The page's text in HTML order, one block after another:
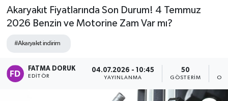
Akaryakıt Fiyatlarında Son Durum! 4 Temmuz
2026 Benzin ve Motorine Zam Var mı?
#Akaryakıt indirim
FATMA DORUK
EDITÖR
04.07.2026 - 10:45
YAYINLANMA
50
GÖSTERIM